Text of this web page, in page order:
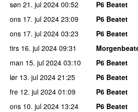
søn 21. jul 2024 00:52
P6 Beatet
ons 17. jul 2024 23:09
P6 Beatet
ons 17. jul 2024 03:23
P6 Beatet
tirs 16. jul 2024 09:31
man 15. jul 2024 03:10
P6 Beatet
lør 13. jul 2024 21:25
P6 Beatet
fre 12. jul 2024 01:09
P6 Beatet
ons 10. jul 2024 13:24
P6 Beatet